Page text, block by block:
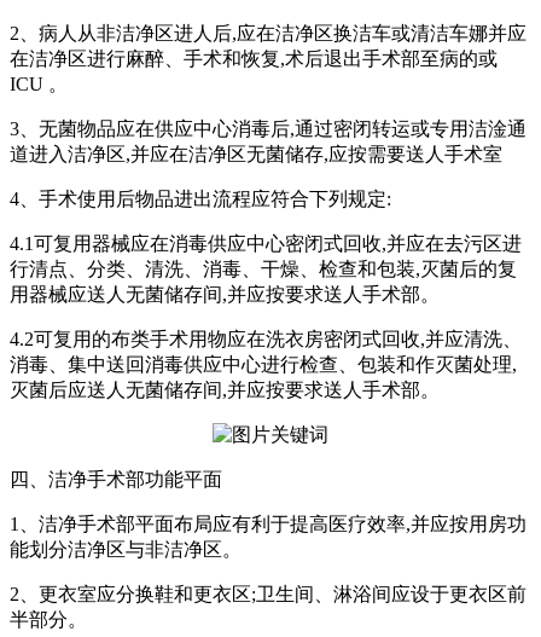
2、病人从非洁净区进人后,应在洁净区换洁车或清洁车娜并应
在洁净区进行麻醉、手术和恢复,术后退出手术部至病的或
ICU 。
3、无菌物品应在供应中心消毒后,通过密闭转运或专用洁淦通
道进入洁净区,并应在洁净区无菌储存,应按需要送人手术室
4、手术使用后物品进出流程应符合下列规定:
4.1可复用器械应在消毒供应中心密闭式回收,并应在去污区进
行清点、分类、清洗、消毒、干燥、检查和包装,灭菌后的复
用器械应送人无菌储存间,并应按要求送人手术部。
4.2可复用的布类手术用物应在洗衣房密闭式回收,并应清洗、
消毒、集中送回消毒供应中心进行检查、包装和作灭菌处理,
灭菌后应送人无菌储存间,并应按要求送人手术部。
四、洁净手术部功能平面
1、洁净手术部平面布局应有利于提高医疗效率,并应按用房功
能划分洁净区与非洁净区。
2、更衣室应分换鞋和更衣区;卫生间、淋浴间应设于更衣区前
半部分。